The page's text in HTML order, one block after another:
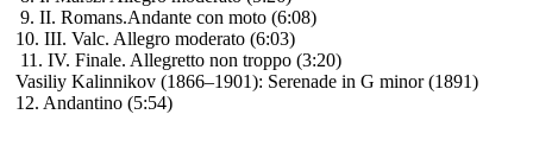
9. II. Romans.Andante con moto (6:08)
10. III. Valc. Allegro moderato (6:03)
11. IV. Finale. Allegretto non troppo (3:20)
Vasiliy Kalinnikov (1866–1901): Serenade in G minor (1891)
12. Andantino (5:54)